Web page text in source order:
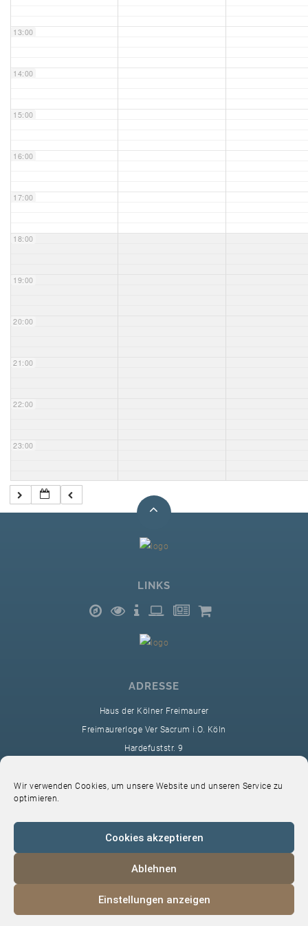
Wir verwenden Cookies, um unsere Website und unseren Service zu
optimieren.
Cookies akzeptieren
Ablehnen
Einstellungen anzeigen
Unser Bijou
VS-Intern
13:00
14:00
15:00
16:00
17:00
18:00
19:00
20:00
21:00
22:00
23:00
LINKS
ADRESSE
Haus der Kölner Freimaurer
Freimaurerloge Ver Sacrum i.O. Köln
Hardefuststr. 9
sekretariat@ver-sacrum.org
© 2024 Copyright Ver Sacrum
Datenschutz